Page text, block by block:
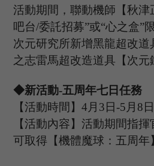
活動期間，聯動機師【秋津
吧台/委託招募”或“心之盒”
次元研究所新增黑龍超改
之志雷馬超改造道具【次元
◆新活動-五周年七日任務
【活動時間】4 月 3日-5 月 8日
【活動內容】活動期間指
可取得 【機體魔球： 五周年